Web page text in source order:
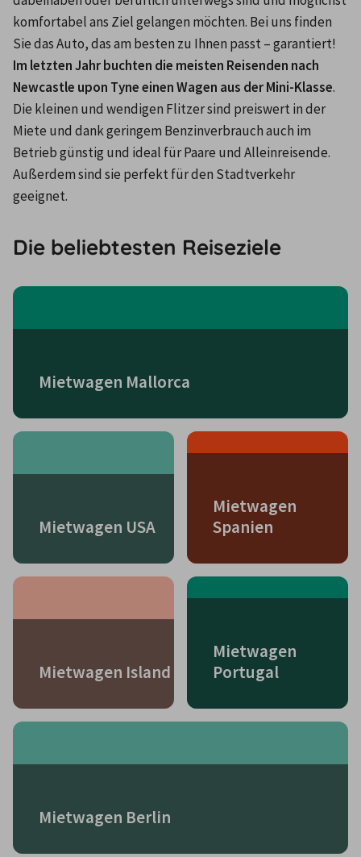
komfortabel ans Ziel gelangen möchten. Bei uns finden
Im letzten Jahr buchten die meisten Reisenden nach
Newcastle upon Tyne einen Wagen aus der Mini-Klasse.
Die kleinen und wendigen Flitzer sind preiswert in der
Miete und dank geringem Benzinverbrauch auch im
Betrieb günstig und ideal für Paare und Alleinreisende.
Außerdem sind sie perfekt für den Stadtverkehr
geeignet.
Die beliebtesten Reiseziele
Mietwagen Mallorca
Mietwagen USA
Mietwagen
Spanien
Mietwagen Island
Mietwagen
Portugal
Mietwagen Berlin